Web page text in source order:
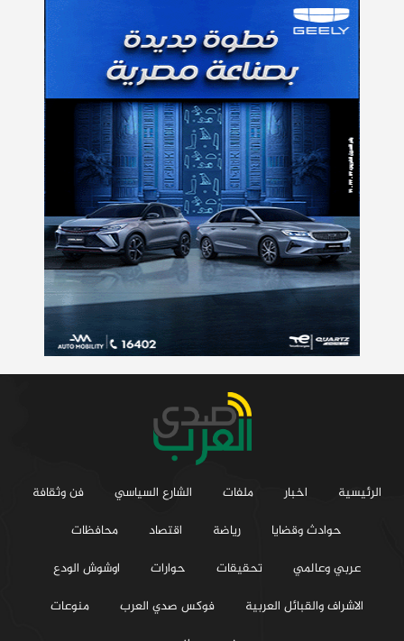
الرئيسية اخبار ملفات الشارع السياسي
فن وثقافة
حوادث وقضايا
رياضة اقتصاد
محافظات
عربي وعالمي
تحقيقات حوارات
اوشوش الودع
الاشراف والقبائل العربية
فوكس صدي العرب
منوعات